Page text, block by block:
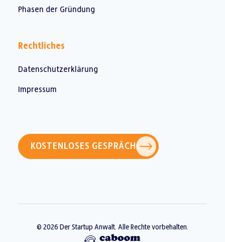
Phasen der Gründung
Rechtliches
Datenschutz­erklärung
Impressum
KOSTENLOSES GESPRÄCH
© 2026 Der Startup Anwalt. Alle Rechte vorbehalten.